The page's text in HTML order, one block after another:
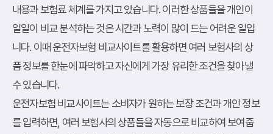
내용과 보험료 체계를 가지고 있습니다. 이러한 상품들을 개인이
일일이 비교 분석하는 것은 시간과 노력이 많이 드는 어려운 일입
니다. 이때 운전자보험 비교사이트를 활용하면 여러 보험사의 상
품 정보를 한눈에 파악하고 자신에게 가장 유리한 조건을 찾아낼
수 있습니다.
운전자보험 비교사이트는 소비자가 원하는 보장 조건과 개인 정보
를 입력하면, 여러 보험사의 상품들을 자동으로 비교하여 보여줍